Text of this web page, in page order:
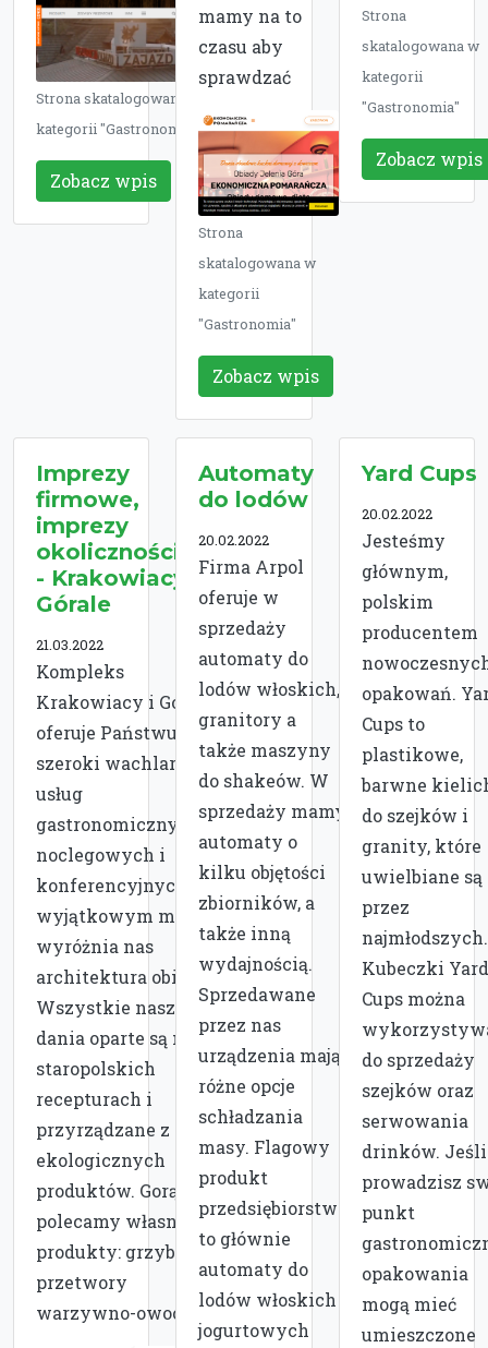
Strona skatalogowana w
kategorii "Gastronomia"
Zobacz wpis
mamy na to
czasu aby
sprawdzać
Strona
skatalogowana w
kategorii
"Gastronomia"
Zobacz wpis
Strona
skatalogowana w
kategorii
"Gastronomia"
Zobacz wpis
Imprezy
firmowe,
imprezy
okolicznościowe
- Krakowiacy i
Górale
21.03.2022
Kompleks
Krakowiacy i Górale
oferuje Państwu
szeroki wachlarz
usług
gastronomicznych,
noclegowych i
konferencyjnych w
wyjątkowym miejscu,
wyróżnia nas
architektura obiektu.
Wszystkie nasze
dania oparte są na
staropolskich
recepturach i
przyrządzane z
ekologicznych
produktów. Gorąco
polecamy własne
produkty: grzyby,
przetwory
warzywno-owocowe.
Automaty
do lodów
20.02.2022
Firma Arpol
oferuje w
sprzedaży
automaty do
lodów włoskich,
granitory a
także maszyny
do shakeów. W
sprzedaży mamy
automaty o
kilku objętości
zbiorników, a
także inną
wydajnością.
Sprzedawane
przez nas
urządzenia mają
różne opcje
schładzania
masy. Flagowy
produkt
przedsiębiorstwa
to głównie
automaty do
lodów włoskich i
jogurtowych
Yard Cups
20.02.2022
Jesteśmy
głównym,
polskim
producentem
opakowań.
Cups to
plastikowe,
barwne
do szejków i
granity, które
uwielbiane są
przez
najmłodszych.
Kubeczki Yard
Cups można
do sprzedaży
szejków oraz
serwowania
drinków. Jeśli
prowadzisz
punkt
opakowania
mogą mieć
umieszczone